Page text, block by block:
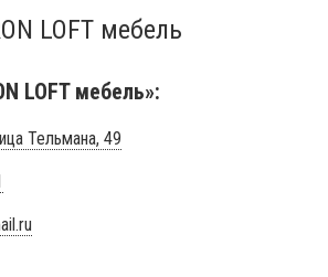
LOFT мебель
LOFT мебель»:
Тельмана, 49